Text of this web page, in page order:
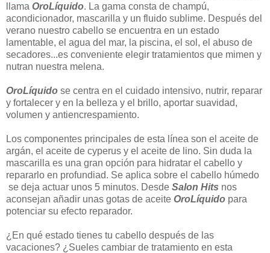
llama OroLíquido. La gama consta de champú,
acondicionador, mascarilla y un fluido sublime. Después del
verano nuestro cabello se encuentra en un estado
lamentable, el agua del mar, la piscina, el sol, el abuso de
secadores...es conveniente elegir tratamientos que mimen y
nutran nuestra melena.
OroLíquido se centra en el cuidado intensivo, nutrir, reparar
y fortalecer y en la belleza y el brillo, aportar suavidad,
volumen y antiencrespamiento.
Los componentes principales de esta línea son el aceite de
argán, el aceite de cyperus y el aceite de lino. Sin duda la
mascarilla es una gran opción para hidratar el cabello y
repararlo en profundiad. Se aplica sobre el cabello húmedo
se deja actuar unos 5 minutos. Desde Salon Hits nos
aconsejan añadir unas gotas de aceite OroLíquido para
potenciar su efecto reparador.
¿En qué estado tienes tu cabello después de las
vacaciones? ¿Sueles cambiar de tratamiento en esta